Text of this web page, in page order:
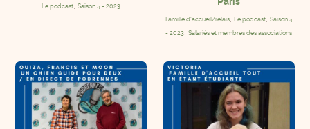
Le podcast ,Saison 4 - 2023
Famille d'accueil/relais, Le podcast, Saison 4
- 2023 ,Salariés et membres des associations